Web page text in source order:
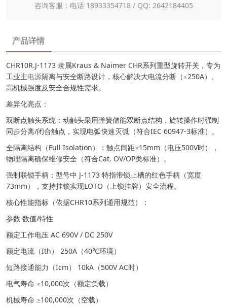
咨询客服：电话 18933354718 / QQ: 2642184405
产品详情
CHR10R.J-1173 隶属Kraus & Naimer CHR系列重型旋转开关，专为
工业主电源隔离与安全断路设计，核心解决大电流分断（≤250A）、
高机械强度及安全合规性需求。
差异化亮点：
双断点触头系统：动触头采用弹簧储能双断点结构，旋转操作时强制
同步分离/闭合触点，实现电弧快速灭弧（符合IEC 60947-3标准）。
全隔离结构（Full Isolation）：触点间距≥15mm（电压500V时），
物理隔离确保维修安全（符合Cat. OV/OP类标准）。
强制联锁手柄：型号中 J-1173 特指带锁止槽的红色手柄（宽度
73mm），支持挂锁实现LOTO（上锁挂牌）安全流程。
核心性能指标（依据CHR10系列通用规范）：
参数 数值/特性
额定工作电压 AC 690V / DC 250V
额定电流（Ith） 250A（40℃环境）
短路接通能力（Icm） 10kA（500V AC时）
电气寿命 ≥10,000次（额定负载）
机械寿命 ≥100,000次（空载）